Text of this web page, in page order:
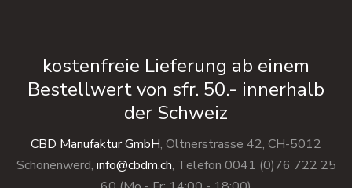
kostenfreie Lieferung ab einem
Bestellwert von sfr. 50.- innerhalb
der Schweiz
CBD Manufaktur GmbH, Oltnerstrasse 42, CH-5012
Schönenwerd, info@cbdm.ch, Telefon 0041 (0)76 722 25